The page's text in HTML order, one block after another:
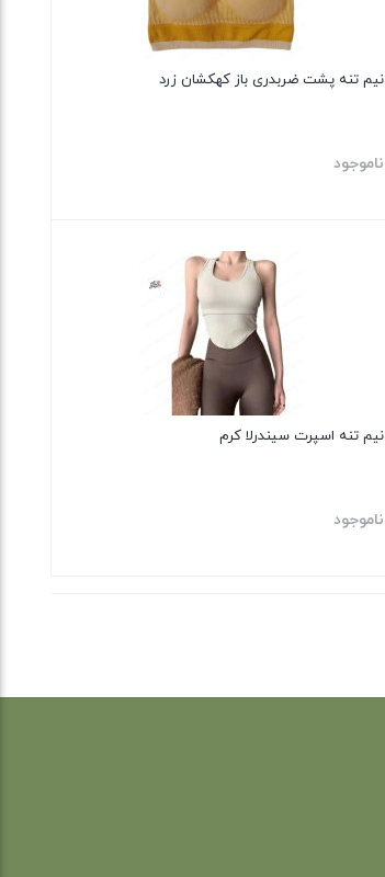
نیم تنه پشت ضربدری باز کهکشان زرد
ناموجود
نیم تنه اسپرت سیندرلا کرم
ناموجود